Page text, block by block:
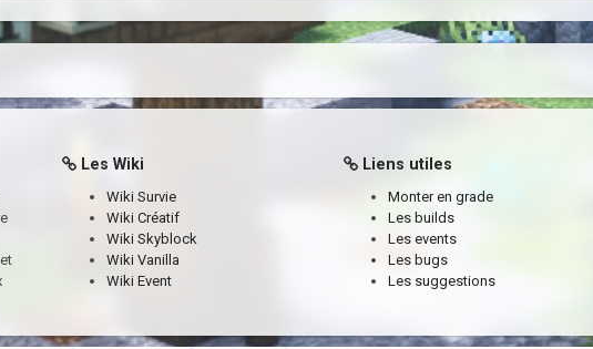
Les Wiki
Wiki Survie
Wiki Créatif
Wiki Skyblock
Wiki Vanilla
Wiki Event
Liens utiles
Monter en grade
Les builds
Les events
Les bugs
Les suggestions